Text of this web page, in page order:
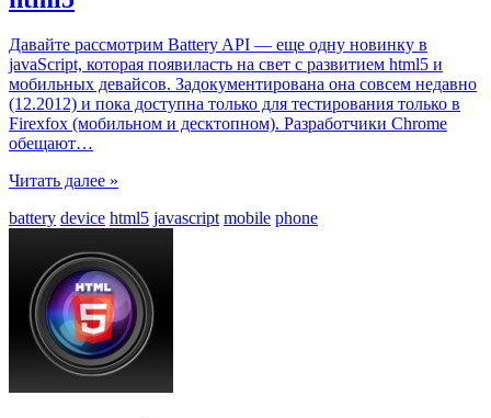
Давайте рассмотрим Battery API — еще одну новинку в
javaScript, которая появиласть на свет с развитием html5 и
мобильных девайсов. Задокументирована она совсем недавно
(12.2012) и пока доступна только для тестирования только в
Firexfox (мобильном и десктопном). Разработчики Chrome
обещают…
Читать далее »
battery device html5 javascript mobile phone